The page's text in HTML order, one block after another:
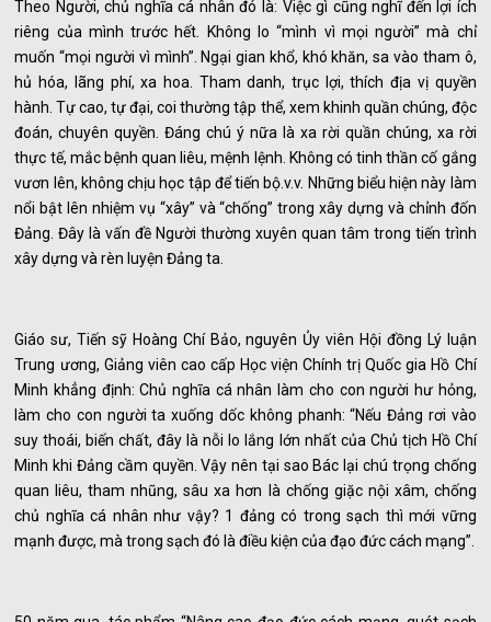
Theo Người, chủ nghĩa cá nhân đó là: Việc gì cũng nghĩ đến lợi ích
riêng của mình trước hết. Không lo “mình vì mọi người” mà chỉ
muốn “mọi người vì mình”. Ngại gian khổ, khó khăn, sa vào tham ô,
hủ hóa, lãng phí, xa hoa. Tham danh, trục lợi, thích địa vị quyền
hành. Tự cao, tự đại, coi thường tập thể, xem khinh quần chúng, độc
đoán, chuyên quyền. Đáng chú ý nữa là xa rời quần chúng, xa rời
thực tế, mắc bệnh quan liêu, mệnh lệnh. Không có tinh thần cố gắng
vươn lên, không chịu học tập để tiến bộ.v.v. Những biểu hiện này làm
nổi bật lên nhiệm vụ “xây” và “chống” trong xây dựng và chỉnh đốn
Đảng. Đây là vấn đề Người thường xuyên quan tâm trong tiến trình
xây dựng và rèn luyện Đảng ta.
Giáo sư, Tiến sỹ Hoàng Chí Bảo, nguyên Ủy viên Hội đồng Lý luận
Trung ương, Giảng viên cao cấp Học viện Chính trị Quốc gia Hồ Chí
Minh khẳng định: Chủ nghĩa cá nhân làm cho con người hư hỏng,
làm cho con người ta xuống dốc không phanh: “Nếu Đảng rơi vào
suy thoái, biến chất, đây là nỗi lo lắng lớn nhất của Chủ tịch Hồ Chí
Minh khi Đảng cầm quyền. Vậy nên tại sao Bác lại chú trọng chống
quan liêu, tham nhũng, sâu xa hơn là chống giặc nội xâm, chống
chủ nghĩa cá nhân như vậy? 1 đảng có trong sạch thì mới vững
mạnh được, mà trong sạch đó là điều kiện của đạo đức cách mạng”.